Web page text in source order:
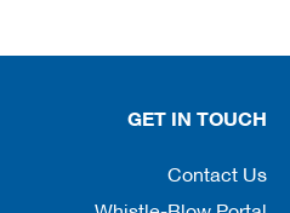
GET IN TOUCH
Contact Us